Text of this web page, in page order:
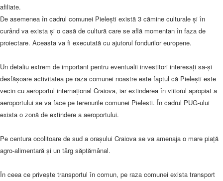
afiliate.
De asemenea în cadrul comunei Pieleşti există 3 cămine culturale şi în
curând va exista şi o casă de cultură care se află momentan în faza de
proiectare. Aceasta va fi executată cu ajutorul fondurilor europene.
Un detaliu extrem de important pentru eventualii investitori interesaţi sa-şi
desfăşoare activitatea pe raza comunei noastre este faptul că Pieleşti este
vecin cu aeroportul internaţional Craiova, iar extinderea în viitorul apropiat a
aeroportului se va face pe terenurile comunei Pielesti. În cadrul PUG-ului
exista o zonă de extindere a aeroportului.
Pe centura ocolitoare de sud a orașului Craiova se va amenaja o mare piaţă
agro-alimentară şi un târg săptămânal.
În ceea ce priveşte transportul în comun, pe raza comunei exista transport